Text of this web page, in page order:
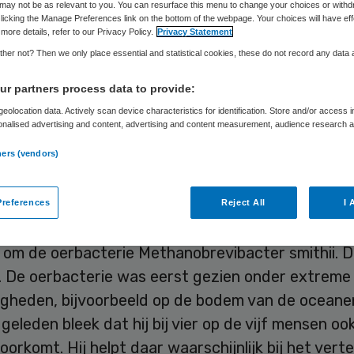
Skipr Redactie 1 december 2015,16:25 33 keer gelezen
oerbacterie in de darmen kan mogelijk
te dik wordt. Kinderen die veel ervan hebben,
hebben. Dat blijkt uit een onderzoek van het
UMC+.
de oerbacterie Methanobrevibacter smithii.
De oerbacterie was eerst gezien onder extreme
bijvoorbeeld op de bodem van de
bleek dat hij bij vier op de vijf mensen
Hij helpt daar waarschijnlijk bij het
not be as relevant to you. You can resurface this menu to change your choices or
the Manage Preferences link on the bottom of the webpage. Your choices will have
details, refer to our Privacy Policy. Privacy Statement
not? Then we only place essential and statistical cookies, these do not record any data
partners process data to provide:
data. Actively scan device characteristics for identification. Store and/or access
advertising and content, advertising and content measurement, audience research
(vendors)
Reject All I